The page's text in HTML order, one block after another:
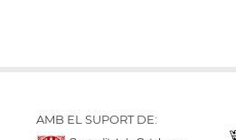
AMB EL SUPORT DE: